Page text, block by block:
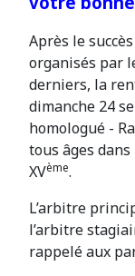
Après le
organisés par
derniers, la
dimanche 24
homologué -
tous âges
XVème.
L’arbitre
l’arbitre
rappelé aux